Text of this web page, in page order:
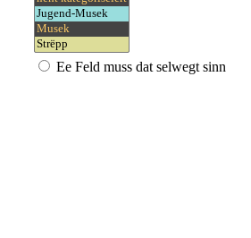
Ee Feld muss dat selwegt sinn